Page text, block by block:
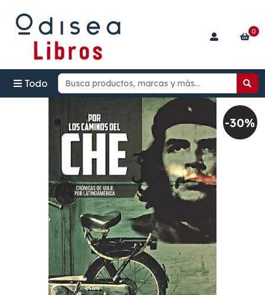
Todo
0
-30%